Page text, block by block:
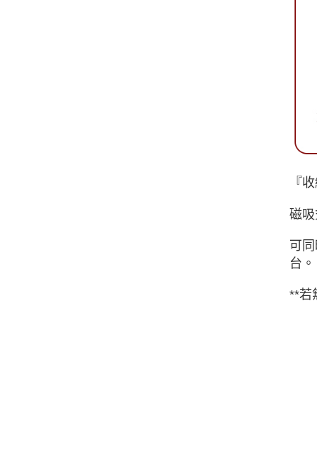
『
磁
可
台。
**若